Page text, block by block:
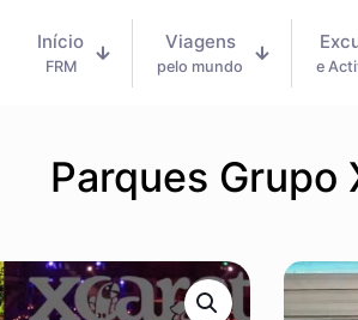
Início
FRM
Viagens
pelo mundo e
Parques Grupo